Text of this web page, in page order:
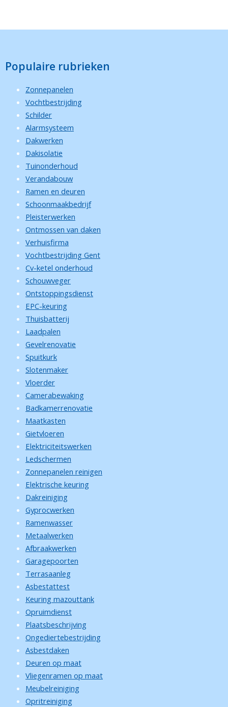
Populaire rubrieken
Zonnepanelen
Vochtbestrijding
Schilder
Alarmsysteem
Dakwerken
Dakisolatie
Tuinonderhoud
Verandabouw
Ramen en deuren
Schoonmaakbedrijf
Pleisterwerken
Ontmossen van daken
Verhuisfirma
Vochtbestrijding Gent
Cv-ketel onderhoud
Schouwveger
Ontstoppingsdienst
EPC-keuring
Thuisbatterij
Laadpalen
Gevelrenovatie
Spuitkurk
Slotenmaker
Vloerder
Camerabewaking
Badkamerrenovatie
Maatkasten
Gietvloeren
Elektriciteitswerken
Ledschermen
Zonnepanelen reinigen
Elektrische keuring
Dakreiniging
Gyprocwerken
Ramenwasser
Metaalwerken
Afbraakwerken
Garagepoorten
Terrasaanleg
Asbestattest
Keuring mazouttank
Opruimdienst
Plaatsbeschrijving
Ongediertebestrijding
Asbestdaken
Deuren op maat
Vliegenramen op maat
Meubelreiniging
Opritreiniging